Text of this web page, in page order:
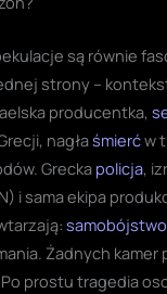
są równie
strony –
producentka,
nagłaśmierćw
Grecka policja,
i sama ekipa
samobójstwo
Żadnych
prostu tragedia